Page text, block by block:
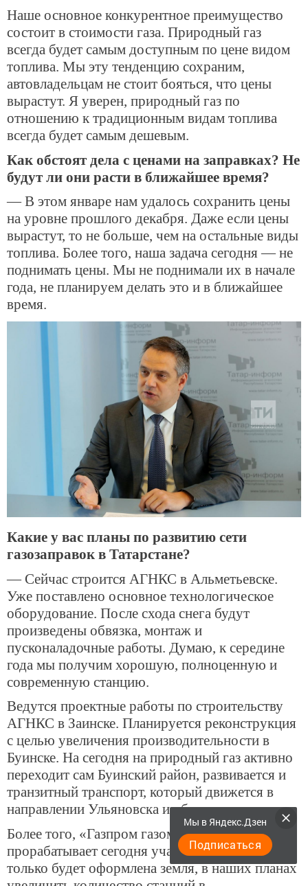
Наше основное конкурентное преимущество
состоит в стоимости газа. Природный газ
всегда будет самым доступным по цене видом
топлива. Мы эту тенденцию сохраним,
автовладельцам не стоит бояться, что цены
вырастут. Я уверен, природный газ по
отношению к традиционным видам топлива
всегда будет самым дешевым.
Как обстоят дела с ценами на заправках? Не
будут ли они расти в ближайшее время?
— В этом январе нам удалось сохранить цены
на уровне прошлого декабря. Даже если цены
вырастут, то не больше, чем на остальные виды
топлива. Более того, наша задача сегодня — не
поднимать цены. Мы не поднимали их в начале
года, не планируем делать это и в ближайшее
время.
Какие у вас планы по развитию сети
газозаправок в Татарстане?
— Сейчас строится АГНКС в Альметьевске.
Уже поставлено основное технологическое
оборудование. После схода снега будут
произведены обвязка, монтаж и
пусконаладочные работы. Думаю, к середине
года мы получим хорошую, полноценную и
современную станцию.
Ведутся проектные работы по строительству
АГНКС в Заинске. Планируется реконструкция
с целью увеличения производительности в
Буинске. На сегодня на природный газ активно
переходит сам Буинский район, развивается и
транзитный транспорт, который движется в
направлении Ульяновска и обратно.
Более того, «Газпром газомоторное топливо»
прорабатывает сегодня участки в Казани. Как
только будет оформлена земля, в наших планах
Мы в Яндекс.Дзен
Подписаться